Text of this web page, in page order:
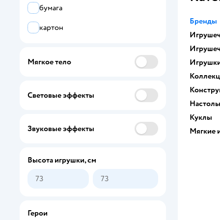
Бренды
Куклы
Мягкие
Bambina Bebe
Bayer
Bondibon
бумага
картон
Мягкое тело
Световые эффекты
Звуковые эффекты
Высота игрушки, см
Герои